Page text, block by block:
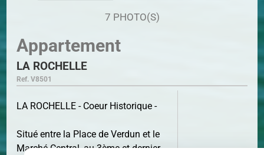
7 PHOTO(S)
Appartement
LA ROCHELLE
Ref. V8501
LA ROCHELLE - Coeur Historique -
Situé entre la Place de Verdun et le
Marché Central, au 3ème et dernier